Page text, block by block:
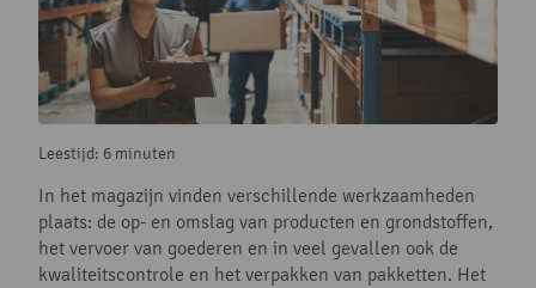
Leestijd: 6 minuten
In het magazijn vinden verschillende werkzaamheden
plaats: de op- en omslag van producten en grondstoffen,
het vervoer van goederen en in veel gevallen ook de
kwaliteitscontrole en het verpakken van pakketten. Het